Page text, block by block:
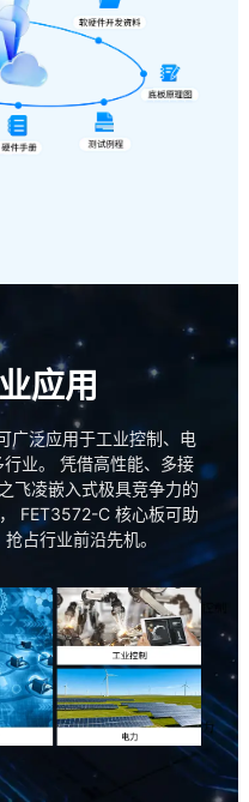
应用
泛应用于工业控制、 电
行业。 凭借高性能、多接
飞凌嵌入式极具竞争力的
FET3572-C 核心板可助
占行业前沿先机。